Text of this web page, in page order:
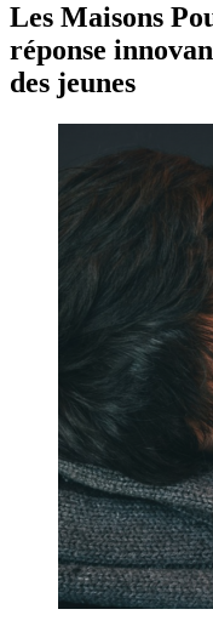
Les Maisons
réponse
des jeunes